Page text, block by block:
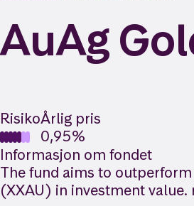
AuAg
RisikoÅrlig pris
0,95%
Informasjon om fondet
The fund aims to
(XXAU) in investment value.